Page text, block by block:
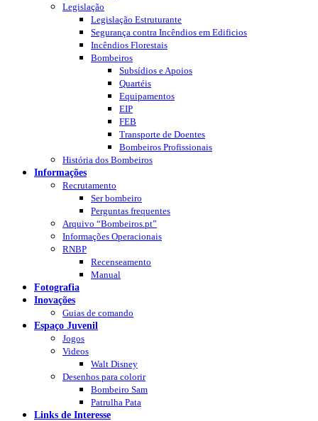
Legislação
Legislação Estruturante
Segurança contra Incêndios em Edificios
Incêndios Florestais
Bombeiros
Subsídios e Apoios
Quartéis
Equipamentos
EIP
FEB
Transporte de Doentes
Bombeiros Profissionais
História dos Bombeiros
Informações
Recrutamento
Ser bombeiro
Perguntas frequentes
Arquivo “Bombeiros.pt”
Informações Operacionais
RNBP
Recenseamento
Manual
Fotografia
Inovações
Guias de comando
Espaço Juvenil
Jogos
Videos
Walt Disney
Desenhos para colorir
Bombeiro Sam
Patrulha Pata
Links de Interesse